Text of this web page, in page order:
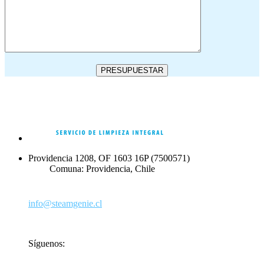
Providencia 1208, OF 1603 16P (7500571)
Comuna: Providencia, Chile
info@steamgenie.cl
Síguenos: